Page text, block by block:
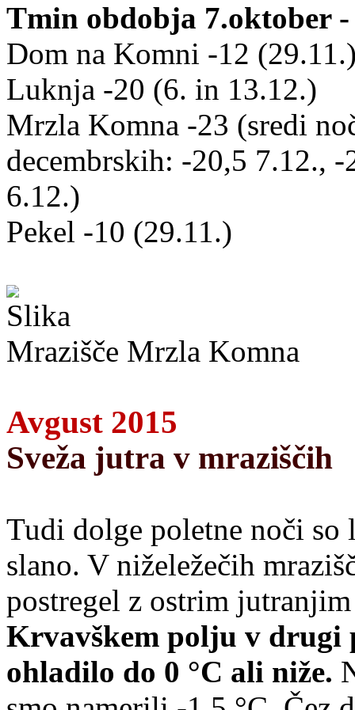
Tmin obdobja 7.oktober -
Dom na Komni -12
Luknja -20 (6. in 13.12.)
Mrzla Komna -23 (sredi
decembrskih: -20,5 7.12.,
6.12.)
Pekel -10 (29.11.)
Mrazišče Mrzla Komna
Avgust 2015
Sveža jutra v mraziščih
Tudi dolge poletne noči so
slano. V niželežečih
postregel z ostrim
Krvavškem polju v
ohladilo do 0 °C ali niže.